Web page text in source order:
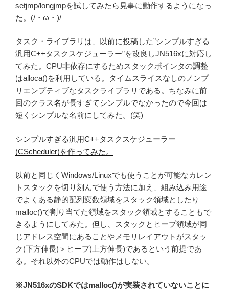
setjmp/longjmpを試してみたら見事に動作するようになっ
た。(/・ω・)/
タスク・ライブラリは、以前に投稿した”シンプルすぎる
汎用C++タスクスケジューラー”を改良しJN516xに対応し
てみた。CPU非依存にするためスタックポインタの調整
はalloca()を利用している。タイムスライスなしのノンプ
リエンプティブなタスクライブラリである。ちなみに前
回のクラス名が長すぎてシンプルでなかったので今回は
短くシンプルな名前にしてみた。(笑)
シンプルすぎる汎用C++タスクスケジューラー
(CScheduler)を作ってみた。
以前と同じくWindows/Linuxでも使うことが可能なカレン
トスタックを切り刻んで使う方法に加え、組み込み用途
でよくある静的配列変数領域をスタック領域としたり
malloc()で割り当てた領域をスタック領域とすることもで
きるようにしてみた。但し、スタックとヒープ領域が同
じアドレス空間にあることやメモリレイアウトがスタッ
ク(下方伸長)＞ヒープ(上方伸長)であるという前提であ
る。それ以外のCPUでは動作はしない。
※JN516xのSDKではmalloc()が実装されていないことに